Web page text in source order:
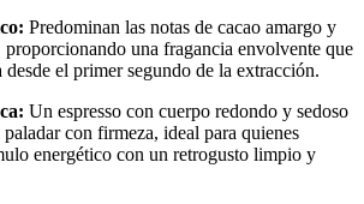
Predominan las notas de cacao amargo y
proporcionando una fragancia envolvente que
desde el primer segundo de la extracción.
Un espresso con cuerpo redondo y sedoso
paladar con firmeza, ideal para quienes
energético con un retrogusto limpio y